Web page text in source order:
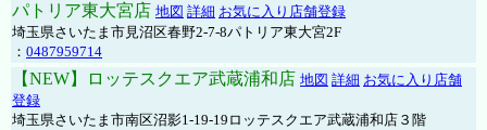
パトリア東大宮店 地図 詳細 お気に入り店舗登録
埼玉県さいたま市見沼区春野2-7-8パトリア東大宮2F
： 0487959714
【NEW】ロッテスクエア武蔵浦和店 地図 詳細 お気に入り店舗
登録
埼玉県さいたま市南区沼影1-19-19ロッテスクエア武蔵浦和店３階